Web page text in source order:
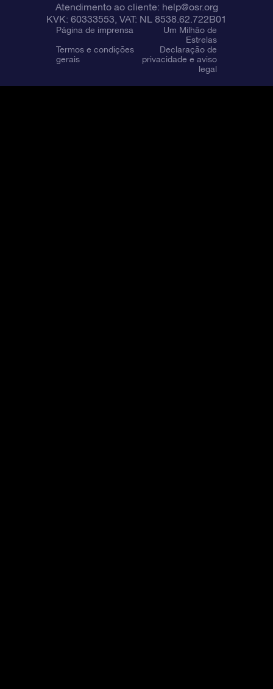
Atendimento ao cliente: help@osr.org
KVK: 60333553, VAT: NL 8538.62.722B01
Página de imprensa
Um Milhão de
Estrelas
Termos e condições
gerais
Declaração de
privacidade e aviso
legal